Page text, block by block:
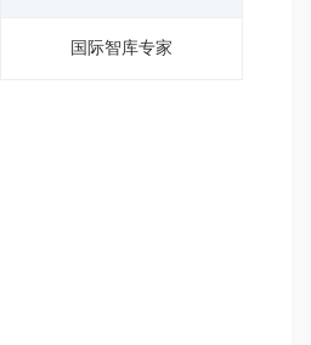
国际智库专家